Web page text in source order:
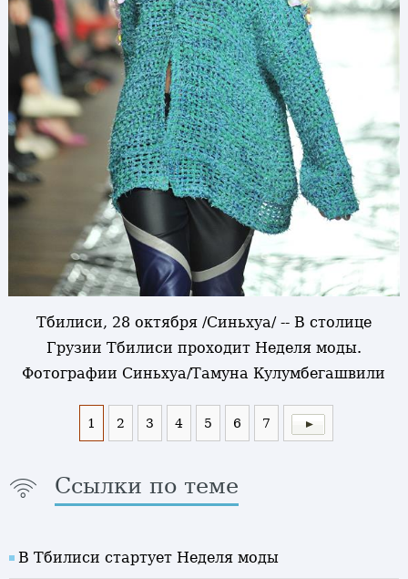
Тбилиси, 28 октября /Синьхуа/ -- В столице
Грузии Тбилиси проходит Неделя моды.
Фотографии Синьхуа/Тамуна Кулумбегашвили
1 2 3 4 5 6 7
Ссылки по теме
В Тбилиси стартует Неделя моды